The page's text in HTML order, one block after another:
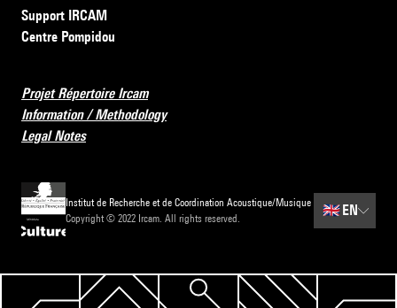
Support IRCAM
Centre Pompidou
Projet Répertoire Ircam
Information / Methodology
Legal Notes
Institut de Recherche et de Coordination Acoustique/Musique
Copyright © 2022 Ircam. All rights reserved.
🇬🇧 EN